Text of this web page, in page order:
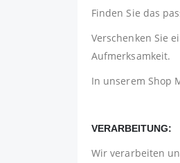
Finden Sie das
Verschenken Sie
Aufmerksamkeit.
In unserem Shop
VERARBEITUNG:
Wir verarbeiten